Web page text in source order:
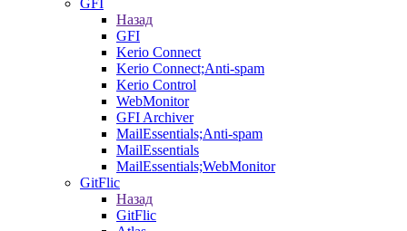
GFI
Назад
GFI
Kerio Connect
Kerio Connect;Anti-spam
Kerio Control
WebMonitor
GFI Archiver
MailEssentials;Anti-spam
MailEssentials
MailEssentials;WebMonitor
GitFlic
Назад
GitFlic